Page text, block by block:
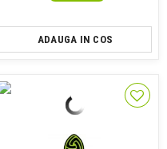
ADAUGA IN COS